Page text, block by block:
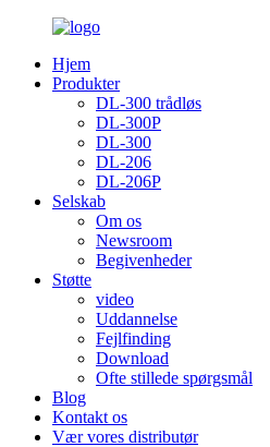
Hjem
Produkter
DL-300 trådløs
DL-300P
DL-300
DL-206
DL-206P
Selskab
Om os
Newsroom
Begivenheder
Støtte
video
Uddannelse
Fejlfinding
Download
Ofte stillede spørgsmål
Blog
Kontakt os
Vær vores distributør